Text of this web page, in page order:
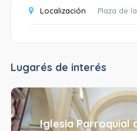
Localización Plaza de
Lugarés de interés
Iglesia Parroquial